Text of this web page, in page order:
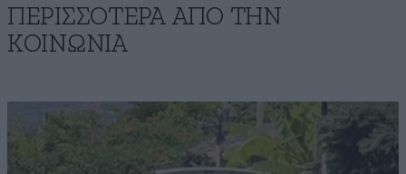
ΠΕΡΙΣΣΟΤΕΡΑ ΑΠΟ ΤΗΝ
ΚΟΙΝΩΝΙΑ